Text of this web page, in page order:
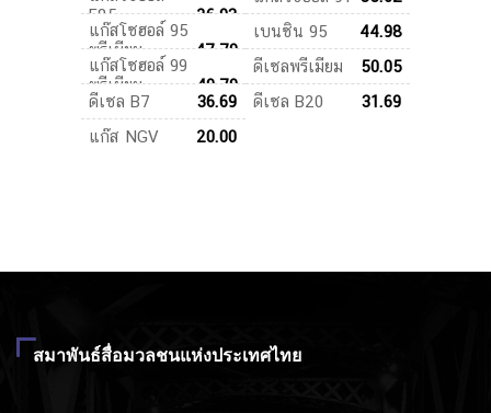
สมาพันธ์สื่อมวลชนแห่งประเทศไทย